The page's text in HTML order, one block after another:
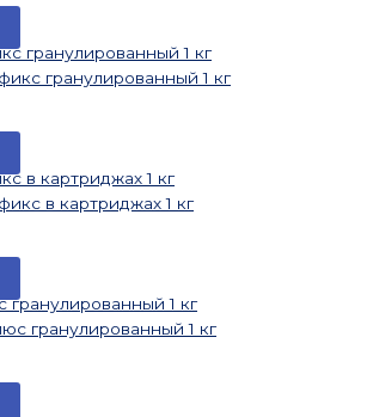
гранулированный 1 кг
в картриджах 1 кг
1 кг